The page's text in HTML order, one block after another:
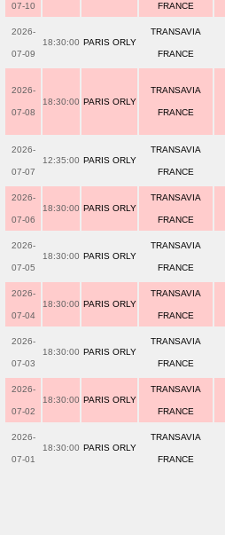
07-10 FRANCE
2026-
07-09
18:30:00 PARIS ORLY
TRANSAVIA
FRANCE
2026-
07-08
18:30:00 PARIS ORLY
TRANSAVIA
FRANCE
2026-
07-07
12:35:00 PARIS ORLY
TRANSAVIA
FRANCE
2026-
07-06
18:30:00 PARIS ORLY
TRANSAVIA
FRANCE
2026-
07-05
18:30:00 PARIS ORLY
TRANSAVIA
FRANCE
2026-
07-04
18:30:00 PARIS ORLY
TRANSAVIA
FRANCE
2026-
07-03
18:30:00 PARIS ORLY
TRANSAVIA
FRANCE
2026-
07-02
18:30:00 PARIS ORLY
TRANSAVIA
FRANCE
2026-
07-01
18:30:00 PARIS ORLY
TRANSAVIA
FRANCE